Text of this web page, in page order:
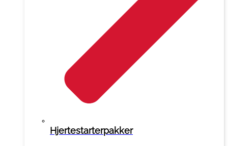
Hjertestarterpakker